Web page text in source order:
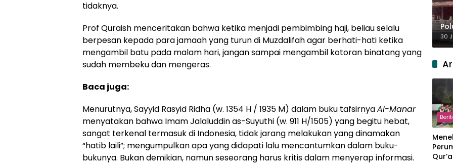
tidaknya.
Prof Quraish menceritakan bahwa ketika menjadi pembimbing haji, beliau selalu
berpesan kepada para jamaah yang turun di Muzdalifah agar berhati-hati ketika
mengambil batu pada malam hari, jangan sampai mengambil kotoran binatang yang
sudah membeku dan mengeras.
Baca juga:
Menurutnya, Sayyid Rasyid Ridha (w. 1354 H / 1935 M) dalam buku tafsirnyaAl-Manar
menyatakan bahwa Imam Jalaluddin as-Suyuthi (w. 911 H/1505) yang begitu hebat,
sangat terkenal termasuk di Indonesia, tidak jarang melakukan yang dinamakan
“hatib laili”; mengumpulkan apa yang didapati lalu mencantumkan dalam buku-
bukunya. Bukan demikian, namunseseorang harus kritis dalam menyerap informasi.
30